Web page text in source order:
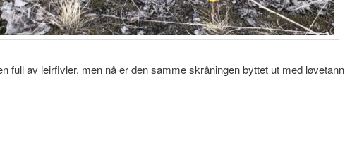
full av leirfivler, men nå er den samme skråningen byttet ut med løvetann